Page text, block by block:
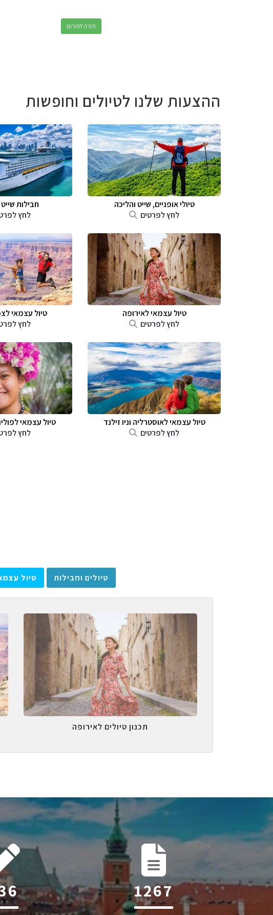
חזרה לפורום
ההצעות שלנו לטיולים וחופשות
טיולי אופניים, שייט והליכה
לחץ לפרטים
חבילות
לחץ
טיול עצמאי לאירופה
לחץ לפרטים
טיול עצמאי
לחץ
טיול עצמאי לאוסטרליה וניו זילנד
לחץ לפרטים
טיול עצמאי
לחץ
טיולים וחבילות טיול
תכנון טיולים לאירופה
2014